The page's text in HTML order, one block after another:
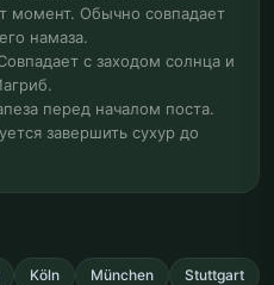
момент. Обычно совпадает
намаза.
с заходом солнца и
перед началом поста.
завершить сухур до
Köln München Stuttgart